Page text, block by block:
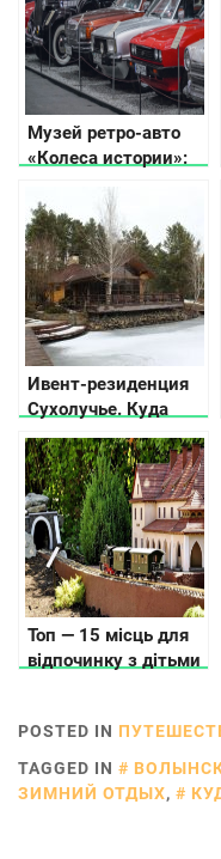
Музей ретро-авто
«Колеса истории»:
прошлое
автомобильного
мира
Ивент-резиденция
Сухолучье. Куда
поехать на
выходные?
Топ — 15 місць для
відпочинку з дітьми
POSTED IN
TAGGED IN
ЗИМНИЙ ОТДЫХ,